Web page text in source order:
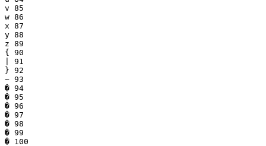
v 85
w 86
x 87
y 88
z 89
{ 90
| 91
} 92
~ 93
� 94
� 95
� 96
� 97
� 98
� 99
� 100